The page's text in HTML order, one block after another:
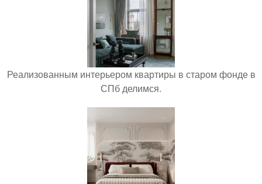
Реализованным интерьером квартиры в старом фонде в
СПб делимся.